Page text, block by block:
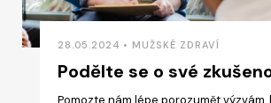
28.05.2024 • MUŽSKÉ ZDRAVÍ
Podělte se o své
Pomozte nám lépe porozumět